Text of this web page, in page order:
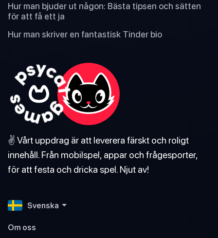
Hur man bjuder ut någon: Bästa tipsen och sätten
för att få ett ja
Hur man skriver en fantastisk Tinder bio
✌️ Vårt uppdrag är att leverera färskt och roligt
innehåll. Från mobilspel, appar och frågesporter,
för att festa och dricka spel. Njut av!
Svenska
Om oss